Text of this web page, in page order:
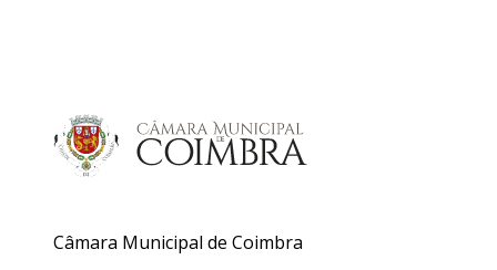
Câmara Municipal de Coimbra